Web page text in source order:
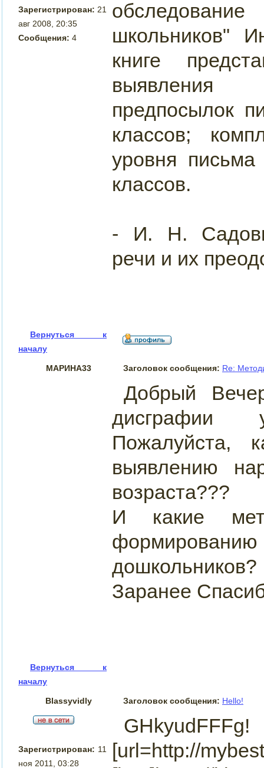
Зарегистрирован: 21
авг 2008, 20:35
Сообщения: 4
школьников"
книге
выявления
предпосылок
классов;
уровня
классов.
- И. Н.
речи и их
Вернуться к
началу
МАРИНА33 Заголовок сообщения: Re:
Добрый
дисграфии
Пожалуйста,
выявлению
возраста???
И какие
дошкольников?
Заранее
Вернуться к
началу
Blassyvidly Заголовок сообщения: Hello!
Зарегистрирован: 11
ноя 2011, 03:28
GHkyudFFFg!
[url=http://